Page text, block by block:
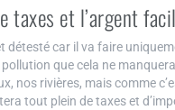
taxes et l’argent
car il va faire
que cela ne
nos rivières, mais comme
tout plein de taxes et